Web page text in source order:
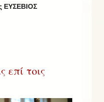
ΕΥΣΕΒΙΟΣ
επί τοις